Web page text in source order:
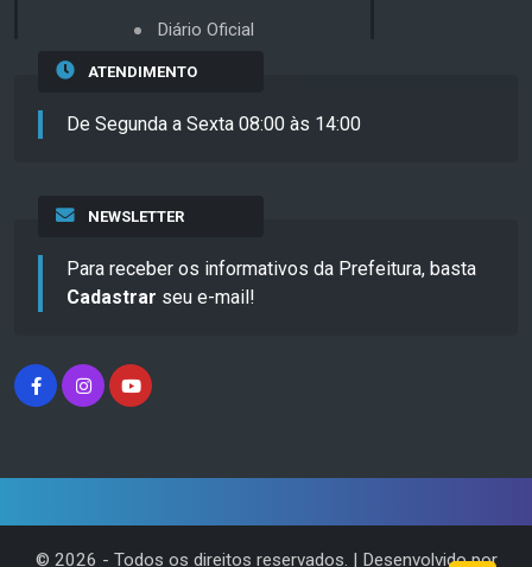
Diário Oficial
ATENDIMENTO
De Segunda a Sexta 08:00 às 14:00
NEWSLETTER
Para receber os informativos da Prefeitura, basta
Cadastrar seu e-mail!
© 2026 - Todos os direitos reservados. | Desenvolvido por